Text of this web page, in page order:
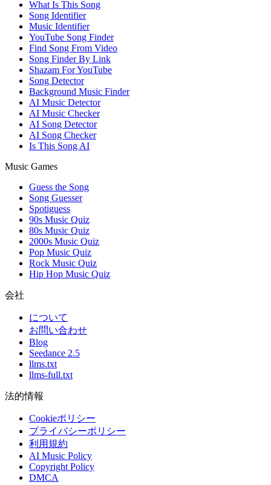
What Is This Song
Song Identifier
Music Identifier
YouTube Song Finder
Find Song From Video
Song Finder By Link
Shazam For YouTube
Song Detector
Background Music Finder
AI Music Detector
AI Music Checker
AI Song Detector
AI Song Checker
Is This Song AI
Music Games
Guess the Song
Song Guesser
Spotiguess
90s Music Quiz
80s Music Quiz
2000s Music Quiz
Pop Music Quiz
Rock Music Quiz
Hip Hop Music Quiz
会社
について
お問い合わせ
Blog
Seedance 2.5
llms.txt
llms-full.txt
法的情報
Cookieポリシー
プライバシーポリシー
利用規約
AI Music Policy
Copyright Policy
DMCA